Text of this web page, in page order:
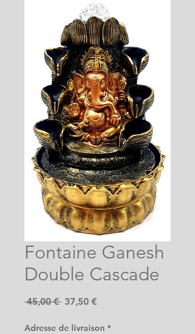
Fontaine Ganesh
Double Cascade
45,00 € Prix
37,50 €Prix
Adresse de livraison *